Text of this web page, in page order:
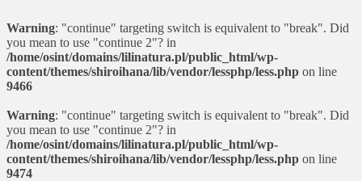
Warning: "continue" targeting switch is equivalent to "break". Did
you mean to use "continue 2"? in
/home/osint/domains/lilinatura.pl/public_html/wp-
content/themes/shiroihana/lib/vendor/lessphp/less.php on line
9466
Warning: "continue" targeting switch is equivalent to "break". Did
you mean to use "continue 2"? in
/home/osint/domains/lilinatura.pl/public_html/wp-
content/themes/shiroihana/lib/vendor/lessphp/less.php on line
9474